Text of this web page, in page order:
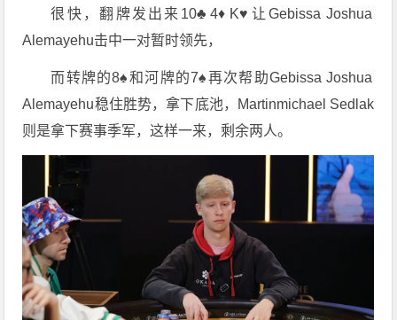
很快，翻牌发出来10♣️4♦️K♥️让Gebissa Joshua
Alemayehu击中一对暂时领先，
而转牌的8♠️和河牌的7♠️再次帮助Gebissa Joshua
Alemayehu稳住胜势，拿下底池，Martinmichael Sedlak
则是拿下赛事季军，这样一来，剩余两人。